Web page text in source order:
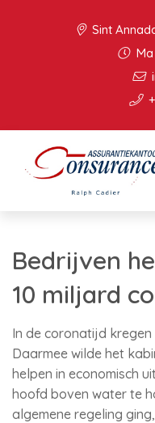
Sint
Bedrijven
10 miljard
In de coronatijd
Daarmee wilde het
helpen in economisch
hoofd boven water te
algemene regeling